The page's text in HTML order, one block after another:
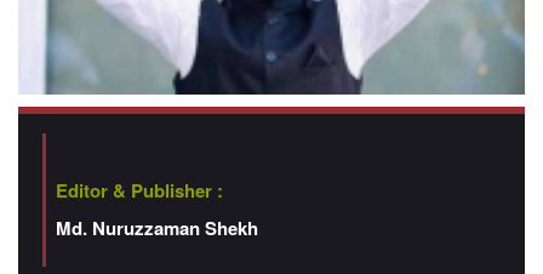
Editor & Publisher :
Md. Nuruzzaman Shekh